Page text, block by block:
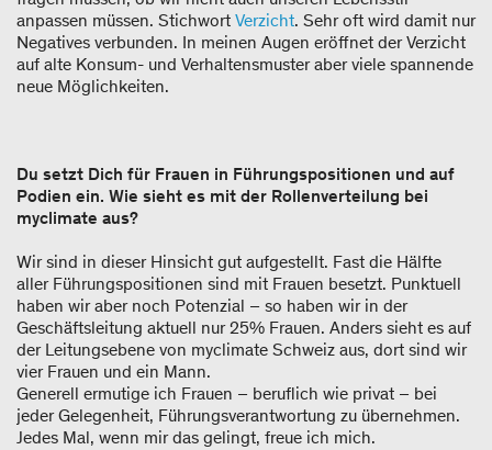
anpassen müssen. Stichwort Verzicht. Sehr oft wird damit nur
Negatives verbunden. In meinen Augen eröffnet der Verzicht
auf alte Konsum- und Verhaltensmuster aber viele spannende
neue Möglichkeiten.
Du setzt Dich für Frauen in Führungspositionen und auf
Podien ein. Wie sieht es mit der Rollenverteilung bei
myclimate aus?
Wir sind in dieser Hinsicht gut aufgestellt. Fast die Hälfte
aller Führungspositionen sind mit Frauen besetzt. Punktuell
haben wir aber noch Potenzial – so haben wir in der
Geschäftsleitung aktuell nur 25% Frauen. Anders sieht es auf
der Leitungsebene von myclimate Schweiz aus, dort sind wir
vier Frauen und ein Mann.
Generell ermutige ich Frauen – beruflich wie privat – bei
jeder Gelegenheit, Führungsverantwortung zu übernehmen.
Jedes Mal, wenn mir das gelingt, freue ich mich.